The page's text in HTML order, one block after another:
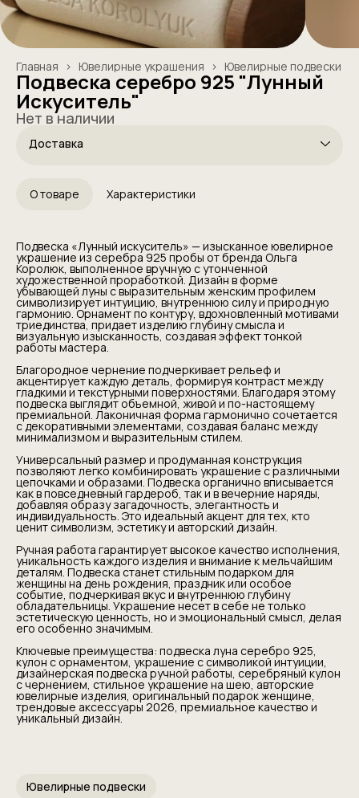
Ювелирные подвески
Ювелирные украшения ›
Главная ›
Подвеска серебро 925 "Лунный
Искуситель"
Нет в наличии
Доставка
О товаре Характеристики
Подвеска «Лунный искуситель» — изысканное ювелирное
украшение из серебра 925 пробы от бренда Ольга
Королюк, выполненное вручную с утонченной
художественной проработкой. Дизайн в форме
убывающей луны с выразительным женским профилем
символизирует интуицию, внутреннюю силу и природную
гармонию. Орнамент по контуру, вдохновленный мотивами
триединства, придает изделию глубину смысла и
визуальную изысканность, создавая эффект тонкой
работы мастера.
Благородное чернение подчеркивает рельеф и
акцентирует каждую деталь, формируя контраст между
гладкими и текстурными поверхностями. Благодаря этому
подвеска выглядит объемной, живой и по-настоящему
премиальной. Лаконичная форма гармонично сочетается
с декоративными элементами, создавая баланс между
минимализмом и выразительным стилем.
Универсальный размер и продуманная конструкция
позволяют легко комбинировать украшение с различными
цепочками и образами. Подвеска органично вписывается
как в повседневный гардероб, так и в вечерние наряды,
добавляя образу загадочность, элегантность и
индивидуальность. Это идеальный акцент для тех, кто
ценит символизм, эстетику и авторский дизайн.
Ручная работа гарантирует высокое качество исполнения,
уникальность каждого изделия и внимание к мельчайшим
деталям. Подвеска станет стильным подарком для
женщины на день рождения, праздник или особое
событие, подчеркивая вкус и внутреннюю глубину
обладательницы. Украшение несет в себе не только
эстетическую ценность, но и эмоциональный смысл, делая
его особенно значимым.
Ключевые преимущества: подвеска луна серебро 925,
кулон с орнаментом, украшение с символикой интуиции,
дизайнерская подвеска ручной работы, серебряный кулон
с чернением, стильное украшение на шею, авторские
ювелирные изделия, оригинальный подарок женщине,
трендовые аксессуары 2026, премиальное качество и
уникальный дизайн.
Ювелирные подвески